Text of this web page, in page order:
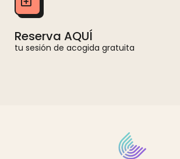
Reserva AQUÍ
tu sesión de acogida gratuita